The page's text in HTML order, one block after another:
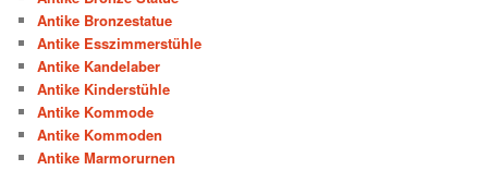
Antike Bronzestatue
Antike Esszimmerstühle
Antike Kandelaber
Antike Kinderstühle
Antike Kommode
Antike Kommoden
Antike Marmorurnen